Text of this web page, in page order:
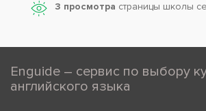
3 просмотра страницы школы
Enguide – сервис по выбору
английского языка